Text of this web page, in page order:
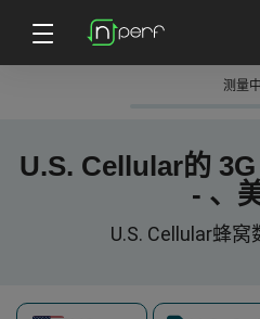
测量中
U.S. Cellular的
- 、
U.S. Cellular蜂窝